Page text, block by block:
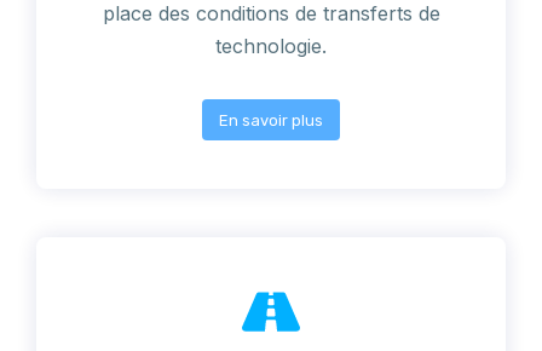
place des conditions de transferts de
technologie.
En savoir plus